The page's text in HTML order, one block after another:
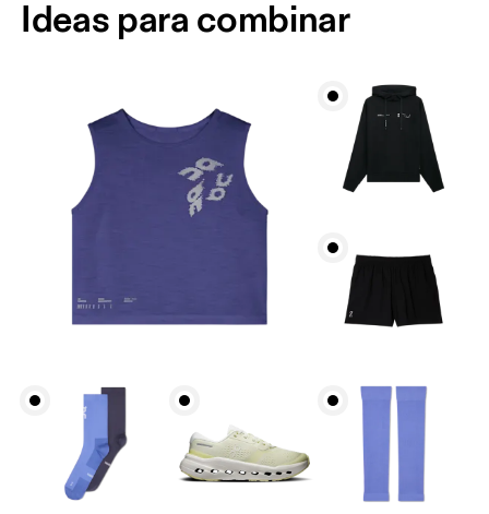
Busto
Mide el contorno de la parte con más volumen del
Ideas para combinar